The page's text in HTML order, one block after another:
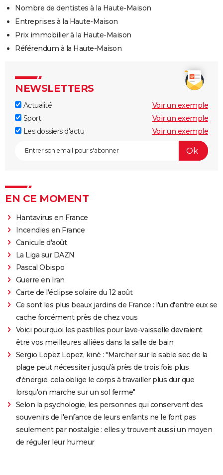
Nombre de dentistes à la Haute-Maison
Entreprises à la Haute-Maison
Prix immobilier à la Haute-Maison
Référendum à la Haute-Maison
NEWSLETTERS
Actualité
Voir un exemple
Sport
Voir un exemple
Les dossiers d'actu
Voir un exemple
EN CE MOMENT
Hantavirus en France
Incendies en France
Canicule d'août
La Liga sur DAZN
Pascal Obispo
Guerre en Iran
Carte de l'éclipse solaire du 12 août
Ce sont les plus beaux jardins de France : l'un d'entre eux se
cache forcément près de chez vous
Voici pourquoi les pastilles pour lave-vaisselle devraient
être vos meilleures alliées dans la salle de bain
Sergio Lopez Lopez, kiné : "Marcher sur le sable sec de la
plage peut nécessiter jusqu'à près de trois fois plus
d'énergie, cela oblige le corps à travailler plus dur que
lorsqu'on marche sur un sol ferme"
Selon la psychologie, les personnes qui conservent des
souvenirs de l'enfance de leurs enfants ne le font pas
seulement par nostalgie : elles y trouvent aussi un moyen
de réguler leur humeur